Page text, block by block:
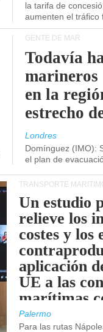
la tarifa de
aumenten el tráfico
GENTE DE MAR
Todavía
marineros
en la
estrecho
Londres
Domínguez (IMO):
el plan de
TRANSPORTE
Un estudio
relieve los
costes y los
aplicación
UE a las
marítimas
de Sicilia.
Palermo
Para las rutas